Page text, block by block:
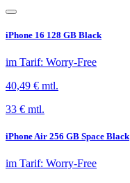
iPhone 16 128 GB Black
im Tarif: Worry-Free
40,49 € mtl.
33 € mtl.
iPhone Air 256 GB Space Black
im Tarif: Worry-Free